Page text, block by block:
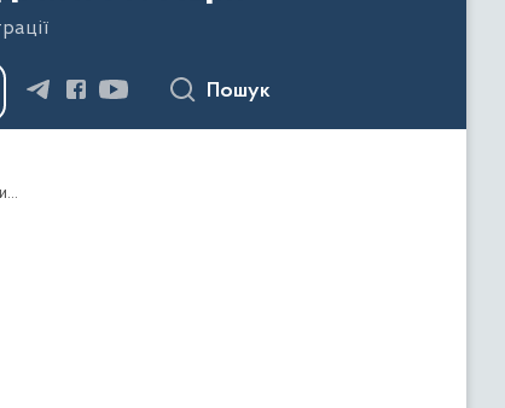
Пошук
Про затвердження Алгоритму дій під час реагування на надзвичайні ситуації, пов’язані з ураженням розташованих на території відповідного району або громади об’єктів життєзабезпечення, об’єктів соціальної сфери чи житлового сектору